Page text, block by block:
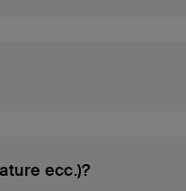
ecc.)?